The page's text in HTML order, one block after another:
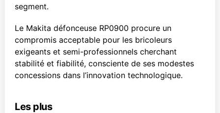
segment.
Le Makita défonceuse RP0900 procure un
compromis acceptable pour les bricoleurs
exigeants et semi-professionnels cherchant
stabilité et fiabilité, consciente de ses modestes
concessions dans l’innovation technologique.
Les plus